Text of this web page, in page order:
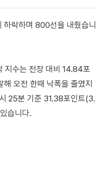
락하며 800선을 내줬습니
지수는 전장 대비 14.84포
오전 한때 낙폭을 줄였지
25분 기준 31.38포인트(3.
습니다.